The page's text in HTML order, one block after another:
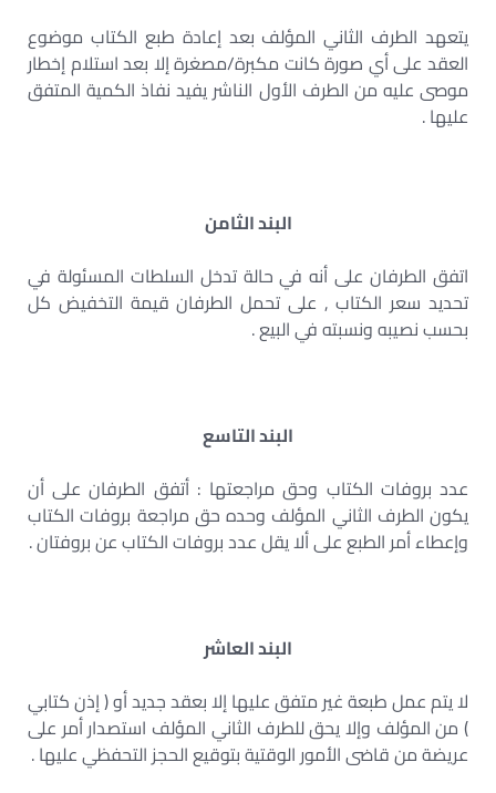
يتعهد الطرف الثاني المؤلف بعد إعادة طبع الكتاب موضوع
العقد على أي صورة كانت مكبرة/مصغرة إلا بعد استلام إخطار
موصى عليه من الطرف الأول الناشر يفيد نفاذ الكمية المتفق
عليها .
البند الثامن
اتفق الطرفان على أنه في حالة تدخل السلطات المسئولة في
تحديد سعر الكتاب , على تحمل الطرفان قيمة التخفيض كل
بحسب نصيبه ونسبته في البيع .
البند التاسع
عدد بروفات الكتاب وحق مراجعتها : أتفق الطرفان على أن
يكون الطرف الثاني المؤلف وحده حق مراجعة بروفات الكتاب
وإعطاء أمر الطبع على ألا يقل عدد بروفات الكتاب عن بروفتان .
البند العاشر
لا يتم عمل طبعة غير متفق عليها إلا بعقد جديد أو ( إذن كتابي
) من المؤلف وإلا يحق للطرف الثاني المؤلف استصدار أمر على
عريضة من قاضى الأمور الوقتية بتوقيع الحجز التحفظي عليها .